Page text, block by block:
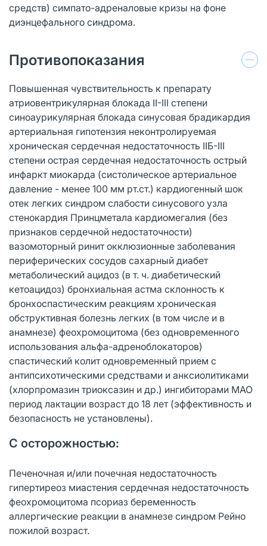
средств) симпато-адреналовые кризы на фоне
диэнцефального синдрома.
Противопоказания
Повышенная чувствительность к препарату
атриовентрикулярная блокада II-III степени
синоаурикулярная блокада синусовая брадикардия
артериальная гипотензия неконтролируемая
хроническая сердечная недостаточность IIБ-III
степени острая сердечная недостаточность острый
инфаркт миокарда (систолическое артериальное
давление - менее 100 мм рт.ст.) кардиогенный шок
отек легких синдром слабости синусового узла
стенокардия Принцметала кардиомегалия (без
признаков сердечной недостаточности)
вазомоторный ринит окклюзионные заболевания
периферических сосудов сахарный диабет
метаболический ацидоз (в т. ч. диабетический
кетоацидоз) бронхиальная астма склонность к
бронхоспастическим реакциям хроническая
обструктивная болезнь легких (в том числе и в
анамнезе) феохромоцитома (без одновременного
использования альфа-адреноблокаторов)
спастический колит одновременный прием с
антипсихотическими средствами и анксиолитиками
(хлорпромазин триоксазин и др.) ингибиторами МАО
период лактации возраст до 18 лет (эффективность и
безопасность не установлены).
С осторожностью:
Печеночная и/или почечная недостаточность
гипертиреоз миастения сердечная недостаточность
феохромоцитома псориаз беременность
аллергические реакции в анамнезе синдром Рейно
пожилой возраст.